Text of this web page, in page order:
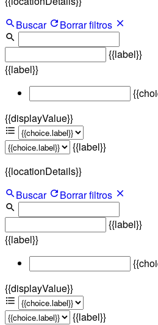
Buscar
Borrar filtros
{{label}}
{{label}}
{{displayValue}}
{{label}}
{{locationDetails}}
Buscar
Borrar filtros
{{label}}
{{label}}
{{displayValue}}
{{label}}